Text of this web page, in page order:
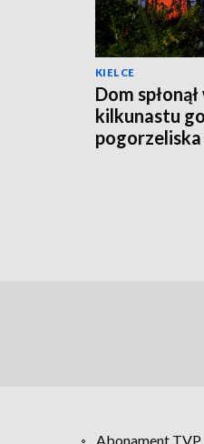
KIELCE
Dom
kilkunastu
pogorzeliska
Abonament TVP